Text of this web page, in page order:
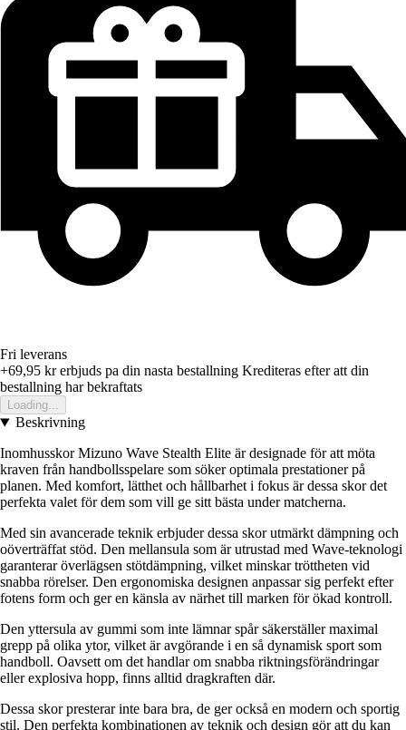
Fri leverans
+69,95 krerbjuds pa din nasta bestallning Krediteras efter att din
bestallning har bekraftats
Loading...
Beskrivning
Inomhusskor Mizuno Wave Stealth Elite är designade för att möta
kraven från handbollsspelare som söker optimala prestationer på
planen. Med komfort, lätthet och hållbarhet i fokus är dessa skor det
perfekta valet för dem som vill ge sitt bästa under matcherna.
Med sin avancerade teknik erbjuder dessa skor utmärkt dämpning och
oöverträffat stöd. Den mellansula som är utrustad med Wave-teknologi
garanterar överlägsen stötdämpning, vilket minskar tröttheten vid
snabba rörelser. Den ergonomiska designen anpassar sig perfekt efter
fotens form och ger en känsla av närhet till marken för ökad kontroll.
Den yttersula av gummi som inte lämnar spår säkerställer maximal
grepp på olika ytor, vilket är avgörande i en så dynamisk sport som
handboll. Oavsett om det handlar om snabba riktningsförändringar
eller explosiva hopp, finns alltid dragkraften där.
Dessa skor presterar inte bara bra, de ger också en modern och sportig
stil. Den perfekta kombinationen av teknik och design gör att du kan